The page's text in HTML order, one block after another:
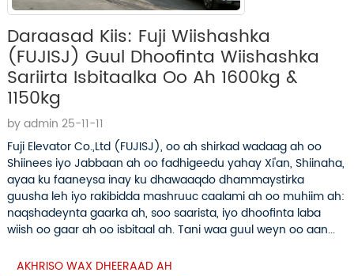
Daraasad Kiis: Fuji Wiishashka
(FUJISJ) Guul Dhoofinta Wiishashka
Sariirta Isbitaalka Oo Ah 1600kg &
1150kg
by admin 25-11-11
Fuji Elevator Co.,Ltd (FUJISJ), oo ah shirkad wadaag ah oo
Shiinees iyo Jabbaan ah oo fadhigeedu yahay Xi'an, Shiinaha,
ayaa ku faaneysa inay ku dhawaaqdo dhammaystirka
guusha leh iyo rakibidda mashruuc caalami ah oo muhiim ah:
naqshadeynta gaarka ah, soo saarista, iyo dhoofinta laba
wiish oo gaar ah oo isbitaal ah. Tani waa guul weyn oo aan...
AKHRISO WAX DHEERAAD AH